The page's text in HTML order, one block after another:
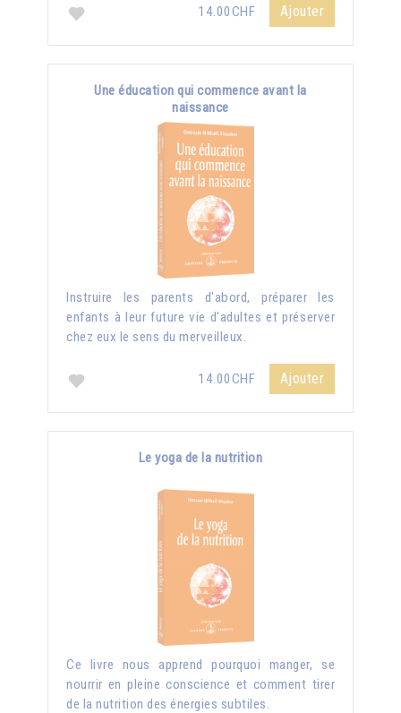
14.00CHF
Ajouter
Une éducation qui commence avant la
naissance
Instruire les parents d'abord, préparer les
enfants à leur future vie d'adultes et préserver
chez eux le sens du merveilleux.
14.00CHF Ajouter
Le yoga de la nutrition
Ce livre nous apprend pourquoi manger, se
nourrir en pleine conscience et comment tirer
de la nutrition des énergies subtiles.